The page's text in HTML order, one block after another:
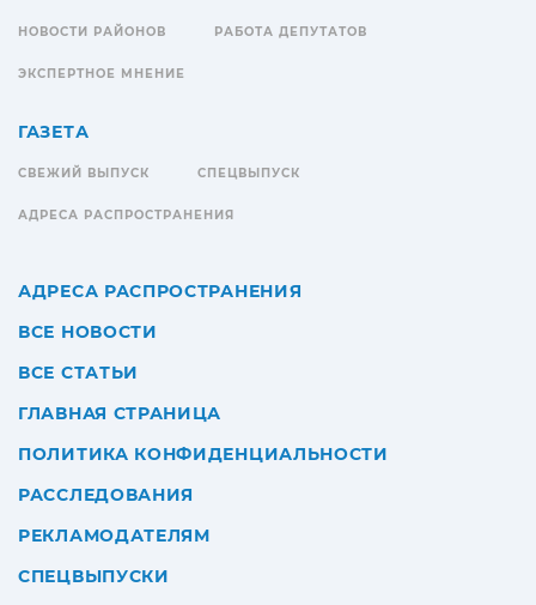
НОВОСТИ РАЙОНОВ РАБОТА ДЕПУТАТОВ
ЭКСПЕРТНОЕ МНЕНИЕ
ГАЗЕТА
СВЕЖИЙ ВЫПУСК СПЕЦВЫПУСК
АДРЕСА РАСПРОСТРАНЕНИЯ
АДРЕСА РАСПРОСТРАНЕНИЯ
ВСЕ НОВОСТИ
ВСЕ СТАТЬИ
ГЛАВНАЯ СТРАНИЦА
ПОЛИТИКА КОНФИДЕНЦИАЛЬНОСТИ
РАССЛЕДОВАНИЯ
РЕКЛАМОДАТЕЛЯМ
СПЕЦВЫПУСКИ